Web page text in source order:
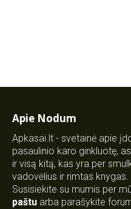
Apie Nodum
Apkasai.lt - svetainė apie
pasaulinio karo ginkluotę,
ir visą kitą, kas yra per
vadovėlius ir rimtas
Susisiekite su mumis per
paštu arba parašykite